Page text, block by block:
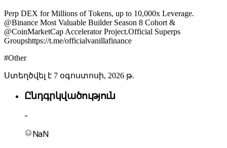
Perp DEX for Millions of Tokens, up to 10,000x Leverage.
@Binance Most Valuable Builder Season 8 Cohort &
@CoinMarketCap Accelerator Project.Official Superps
Groupshttps://t.me/officialvanillafinance
#Other
Ստեղծվել է 7 օգոստոսի, 2026 թ.
Ընդգրկվածություն
-
NaN